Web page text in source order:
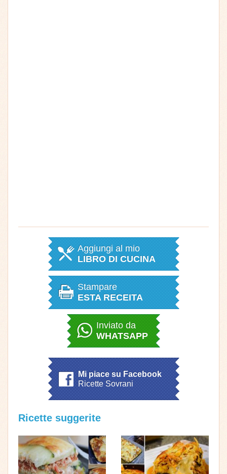
Aggiungi al mio
LIBRO DI CUCINA
Stampare
ESTA RECEITA
Inviato da
WHATSAPP
Mi piace su Facebook
Ricette Sovrani
Ricette suggerite